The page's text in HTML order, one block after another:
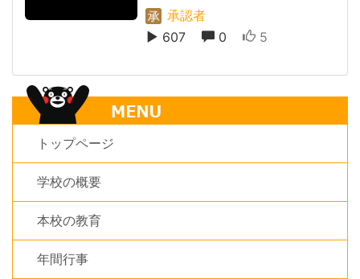
承認者
607
0 5
トップページ
学校の概要
本校の教育
年間行事